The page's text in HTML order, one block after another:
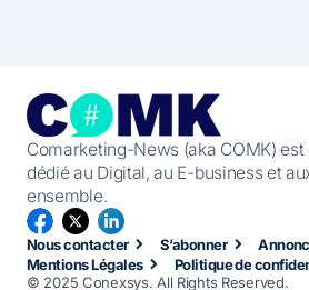
Comarketing-News (aka COMK)
dédié au Digital, au E-business et
ensemble.
Nous contacter S’abonner
Mentions Légales
Politique de
© 2025 Conexsys. All Rights Reserved.